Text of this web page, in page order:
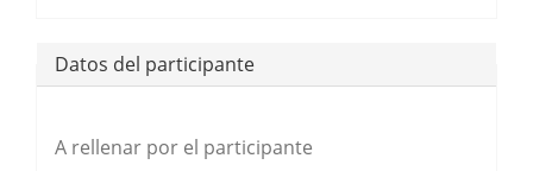
Datos del participante
A rellenar por el participante